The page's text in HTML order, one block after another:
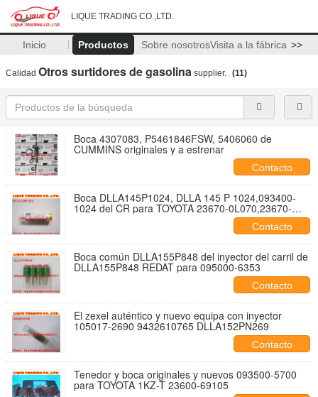
LIQUE TRADING CO.,LTD.
Inicio Productos Sobre nosotrosVisita a la fábrica >>
Calidad Otros surtidores de gasolina supplier. (11)
Boca 4307083, P5461846FSW, 5406060 de
CUMMINS originales y a estrenar
Contacto
Boca DLLA145P1024, DLLA 145 P 1024,093400-
1024 del CR para TOYOTA 23670-0L070,23670-
Contacto
Boca común DLLA155P848 del inyector del carril de
DLLA155P848 REDAT para 095000-6353
Contacto
El zexel auténtico y nuevo equipa con inyector
105017-2690 9432610765 DLLA152PN269
Contacto
Tenedor y boca originales y nuevos 093500-5700
para TOYOTA 1KZ-T 23600-69105